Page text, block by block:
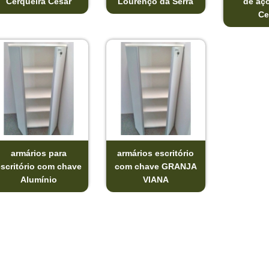
armários para
com chave
Alumínio
armários escritório
com chave GRANJA
VIANA